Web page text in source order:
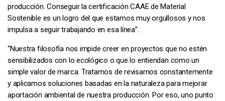
producción. Conseguir la certificación CAAE de Material
Sostenible es un logro del que estamos muy orgullosos y nos
impulsa a seguir trabajando en esa línea”.
“Nuestra filosofía nos impide creer en proyectos que no estén
sensibilizados con lo ecológico o que lo entiendan como un
simple valor de marca. Tratamos de revisarnos constantemente
y aplicamos soluciones basadas en la naturaleza para mejorar
aportación ambiental de nuestra producción. Por eso, uno punto